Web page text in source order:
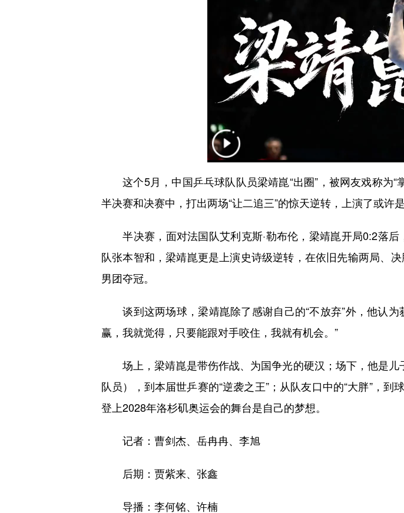
这个5月，中国乒乓球队队员梁靖崑“出圈”，被网友戏称为“
半决赛和决赛中，打出两场“让二追三”的惊天逆转，上演了或许
半决赛，面对法国队艾利克斯·勒布伦，梁靖崑开局0:2落后
队张本智和，梁靖崑更是上演史诗级逆转，在依旧先输两局、
男团夺冠。
谈到这两场球，梁靖崑除了感谢自己的“不放弃”外，他认为
赢，我就觉得，只要能跟对手咬住，我就有机会。”
场上，梁靖崑是带伤作战、为国争光的硬汉；场下，他是儿
队员），到本届世乒赛的“逆袭之王”；从队友口中的“大胖”，到
登上2028年洛杉矶奥运会的舞台是自己的梦想。
记者：曹剑杰、岳冉冉、李旭
后期：贾紫来、张鑫
导播：李何铭、许楠